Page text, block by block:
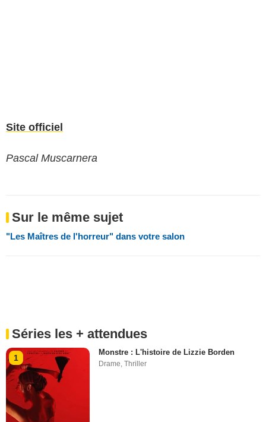
Site officiel
Pascal Muscarnera
Sur le même sujet
"Les Maîtres de l'horreur" dans votre salon
Séries les + attendues
1
Monstre : L'histoire de Lizzie Borden
Drame ,Thriller